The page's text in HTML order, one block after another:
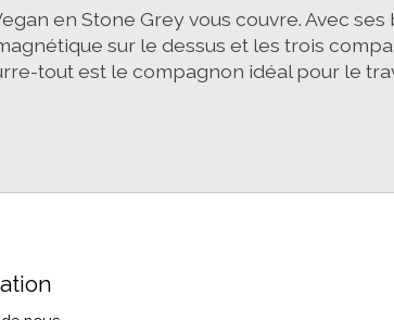
en Stone Grey vous couvre. Avec
sur le dessus et les trois
tout est le compagnon idéal pour le